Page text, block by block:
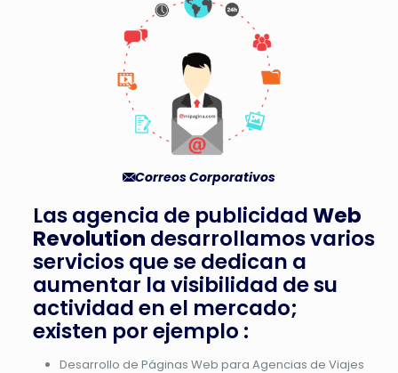
Correos Corporativos
Las agencia de publicidadWeb
Revolution desarrollamos varios
servicios que se dedican a
aumentar la visibilidad de su
actividad en el mercado;
existen por ejemplo :
Desarrollo de Páginas Web para Agencias de Viajes